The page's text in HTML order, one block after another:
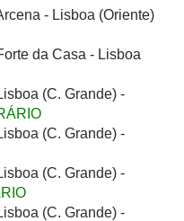
- Lisboa (Oriente)
da Casa - Lisboa
(C. Grande) -
(C. Grande) -
(C. Grande) -
(C. Grande) -